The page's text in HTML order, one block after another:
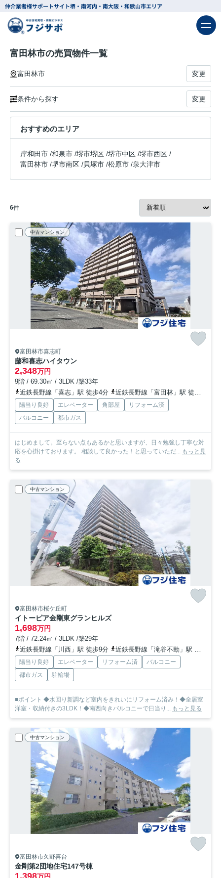
仲介業者様サポートサイト堺・南河内・南大阪・和歌山市エリア
富田林市の売買物件一覧
富田林市 変更
条件から探す 変更
おすすめのエリア
岸和田市 /和泉市 /堺市堺区 /堺市中区 /堺市西区 /
富田林市 /堺市南区 /貝塚市 /松原市 /泉大津市
6件
中古マンション
富田林市喜志町
藤和喜志ハイタウン
2,348万円
9階 / 69.30㎡ / 3LDK /築33年
近鉄長野線「喜志」駅 徒歩4分
近鉄長野線「富田林」駅 徒歩31分
陽当り良好 エレベーター 角部屋
リフォーム済
バルコニー
都市ガス
はじめまして。至らない点もあるかと思いますが、日々勉強し丁寧な対
応を心掛けております。 相談して良かった！と思っていただ... もっと見
る
中古マンション
富田林市桜ケ丘町
イトーピア金剛東グランヒルズ
1,698万円
7階 / 72.24㎡ / 3LDK /築29年
近鉄長野線「川西」駅 徒歩9分
近鉄長野線「滝谷不動」駅 徒歩21分
陽当り良好 エレベーター リフォーム済
バルコニー
都市ガス
駐輪場
■ポイント ◆水回り新調など室内をきれいにリフォーム済み！◆全居室
洋室・収納付きの3LDK！◆南西向きバルコニーで日当り... もっと見る
中古マンション
富田林市久野喜台
金剛第2団地住宅147号棟